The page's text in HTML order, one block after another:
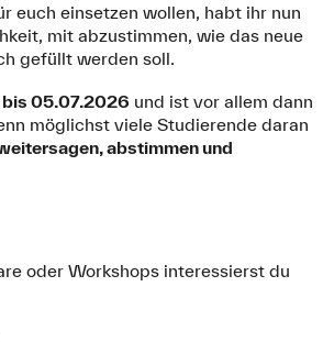
euch einsetzen wollen, habt ihr nun
mit abzustimmen, wie das neue
gefüllt werden soll.
bis 05.07.2026 und ist vor allem dann
möglichst viele Studierende daran
abstimmen und
oder Workshops interessierst du